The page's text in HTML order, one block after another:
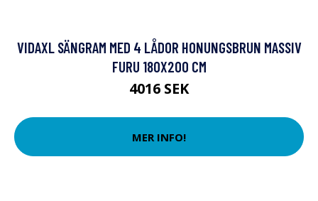
VIDAXL SÄNGRAM MED 4 LÅDOR HONUNGSBRUN MASSIV
FURU 180X200 CM
4016 SEK
MER INFO!